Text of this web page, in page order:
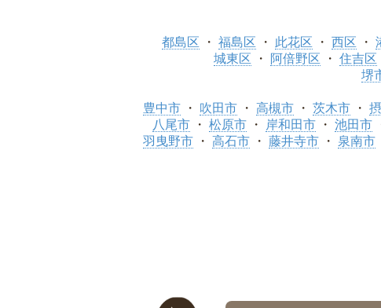
都島区
福島区 此花区 西区
城東区
阿倍野区 住吉区
堺
豊中市
吹田市 高槻市 茨木市
八尾市
松原市 岸和田市 池田市
羽曳野市
高石市 藤井寺市 泉南市